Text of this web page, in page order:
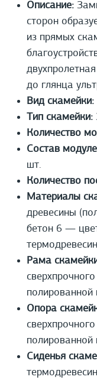
Описание:
сторон
из прямых
до глянца
Вид скамейки:
Тип скамейки:
Количество
Состав
шт.
Количество
Материалы
древесины
бетон 6 —
Рама
Опора
Сиденья